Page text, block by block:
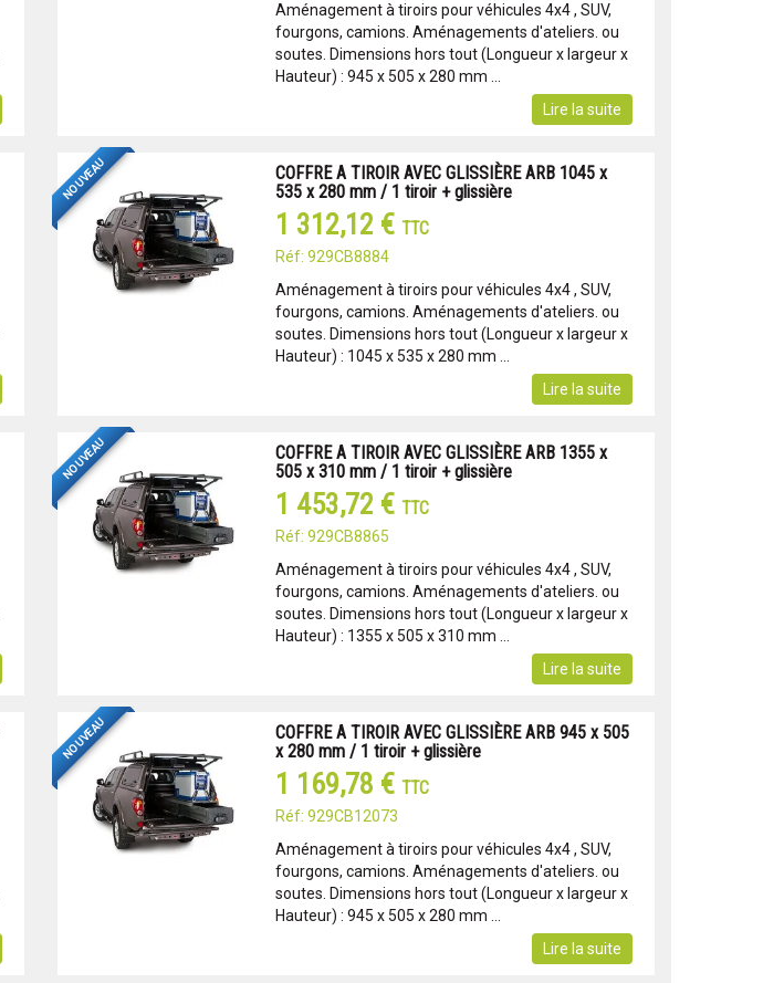
Aménagement à tiroirs pour véhicules 4x4 , SUV,
fourgons, camions. Aménagements d'ateliers. ou
soutes. Dimensions hors tout (Longueur x largeur x
Hauteur) : 945 x 505 x 280 mm ...
Lire la suite
NOUVEAU
COFFRE A TIROIR AVEC GLISSIÈRE ARB 1045 x
535 x 280 mm / 1 tiroir + glissière
1 312,12 € TTC
Réf: 929CB8884
Aménagement à tiroirs pour véhicules 4x4 , SUV,
fourgons, camions. Aménagements d'ateliers. ou
soutes. Dimensions hors tout (Longueur x largeur x
Hauteur) : 1045 x 535 x 280 mm ...
Lire la suite
NOUVEAU
COFFRE A TIROIR AVEC GLISSIÈRE ARB 1355 x
505 x 310 mm / 1 tiroir + glissière
1 453,72 € TTC
Réf: 929CB8865
Aménagement à tiroirs pour véhicules 4x4 , SUV,
fourgons, camions. Aménagements d'ateliers. ou
soutes. Dimensions hors tout (Longueur x largeur x
Hauteur) : 1355 x 505 x 310 mm ...
Lire la suite
NOUVEAU
COFFRE A TIROIR AVEC GLISSIÈRE ARB 945 x 505
x 280 mm / 1 tiroir + glissière
1 169,78 € TTC
Réf: 929CB12073
Aménagement à tiroirs pour véhicules 4x4 , SUV,
fourgons, camions. Aménagements d'ateliers. ou
soutes. Dimensions hors tout (Longueur x largeur x
Hauteur) : 945 x 505 x 280 mm ...
Lire la suite